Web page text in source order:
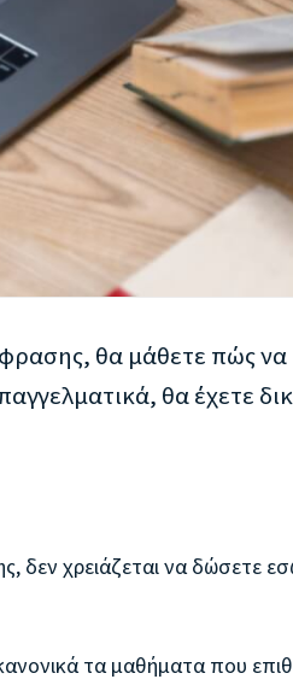
θα μάθετε πώς
θα έχετε
δεν χρειάζεται να δώσετε
τα μαθήματα που